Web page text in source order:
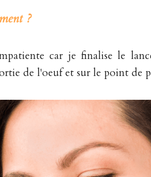
?
car je finalise le
de l'oeuf et sur le point de